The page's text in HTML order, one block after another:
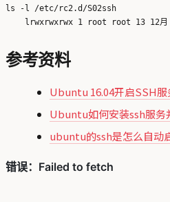
ls -l /etc/rc2.d/S02ssh
参考资料
Ubuntu 16.04开启SSH服
Ubuntu如何安装ssh服
ubuntu的ssh是怎么自动